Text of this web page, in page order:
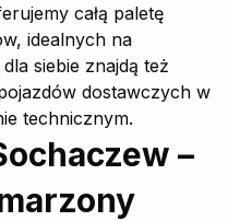
całą paletę
idealnych na
siebie znajdą też
dostawczych w
technicznym.
–